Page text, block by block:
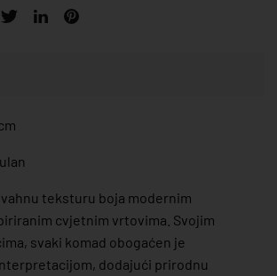
teksturu boja modernim
cvjetnim vrtovima. Svojim
svaki komad obogaćen je
dodajući prirodnu